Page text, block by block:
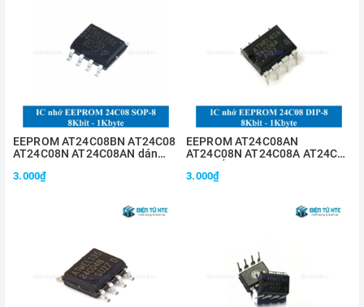
EEPROM AT24C08BN AT24C08
AT24C08N AT24C08AN dán
3.000₫
EEPROM AT24C08AN
AT24C08N AT24C08A AT24C08
3.000₫